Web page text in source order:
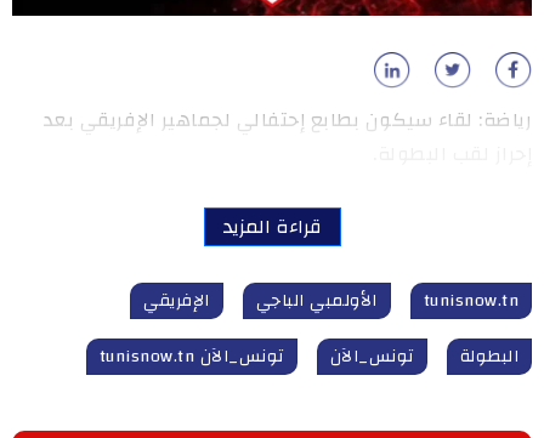
رياضة: لقاء سيكون بطابع إحتفالي لجماهير الإفريقي بعد
قراءة المزيد
tunisnow.tn الأولمبي الباجي
الإفريقي
البطولة
تونس_الآن تونس_الآن tunisnow.tn